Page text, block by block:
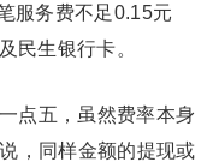
服务费不足0.15元
民生银行卡。
点五，虽然费率本身
，同样金额的提现或